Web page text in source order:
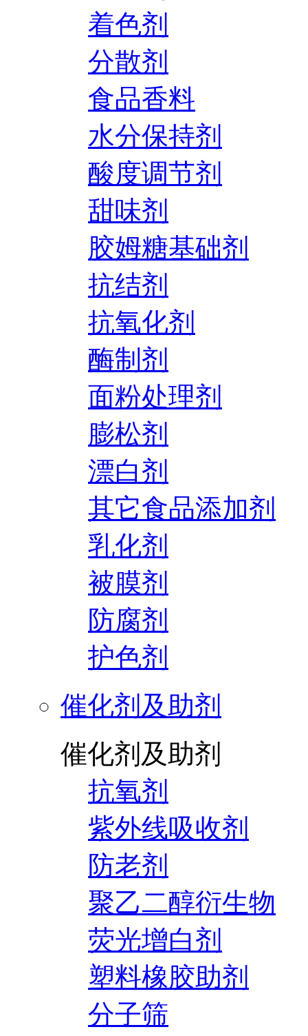
着色剂
分散剂
食品香料
水分保持剂
酸度调节剂
甜味剂
胶姆糖基础剂
抗结剂
抗氧化剂
酶制剂
面粉处理剂
膨松剂
漂白剂
其它食品添加剂
乳化剂
被膜剂
防腐剂
护色剂
催化剂及助剂
催化剂及助剂
抗氧剂
紫外线吸收剂
防老剂
聚乙二醇衍生物
荧光增白剂
塑料橡胶助剂
分子筛